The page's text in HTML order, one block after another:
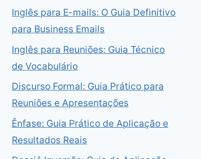
Inglês para E-mails: O Guia Definitivo
para Business Emails
Inglês para Reuniões: Guia Técnico
de Vocabulário
Discurso Formal: Guia Prático para
Reuniões e Apresentações
Ênfase: Guia Prático de Aplicação e
Resultados Reais